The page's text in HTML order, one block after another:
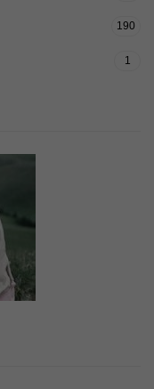
190
1